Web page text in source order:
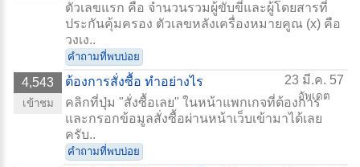
ตัวเลขแรก คือ จำนวนรวมผู้ขับขี่และผู้โดยสารที่
ประกันคุ้มครอง ตัวเลขหลังเครื่องหมายคูณ (x) คือ
วงเง..
คำถามที่พบบ่อย
4,543
เข้าชม
ต้องการสั่งซื้อ ทำอย่างไร 23 มี.ค. 57
อัพเดต
คลิกที่ปุ่ม "สั่งซื้อเลย" ในหน้าแพกเกจที่ต้องการ
และกรอกข้อมูลสั่งซื้อผ่านหน้าเว็บเข้ามาได้เลย
ครับ..
คำถามที่พบบ่อย